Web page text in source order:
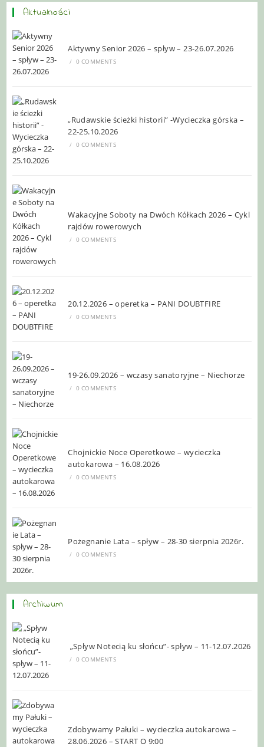
Aktualności
Aktywny Senior 2026 – spływ – 23-26.07.2026
/ 0 COMMENTS
„Rudawskie ścieżki historii” -Wycieczka górska –
22-25.10.2026
/ 0 COMMENTS
Wakacyjne Soboty na Dwóch Kółkach 2026 – Cykl
rajdów rowerowych
/ 0 COMMENTS
20.12.2026 – operetka – PANI DOUBTFIRE
/ 0 COMMENTS
19-26.09.2026 – wczasy sanatoryjne – Niechorze
/ 0 COMMENTS
Chojnickie Noce Operetkowe – wycieczka
autokarowa – 16.08.2026
/ 0 COMMENTS
Pożegnanie Lata – spływ – 28-30 sierpnia 2026r.
/ 0 COMMENTS
Archiwum
„Spływ Notecią ku słońcu”- spływ – 11-12.07.2026
/ 0 COMMENTS
Zdobywamy Pałuki – wycieczka autokarowa –
28.06.2026 – START O 9:00